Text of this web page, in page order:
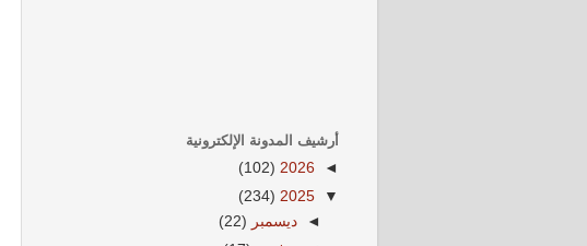
أرشيف المدونة الإلكترونية
◄
2026
(102)
▼
2025
(234)
◄ديسمبر (22)